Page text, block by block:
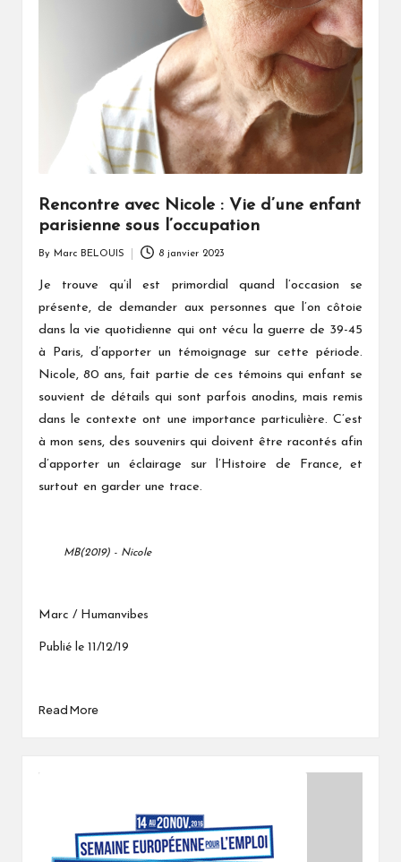
Rencontre avec Nicole : Vie d’une enfant
parisienne sous l’occupation
Posted
by
By Marc BELOUIS 8 janvier 2023
Je trouve qu’il est primordial quand l’occasion se
présente, de demander aux personnes que l’on côtoie
dans la vie quotidienne qui ont vécu la guerre de 39-45
à Paris, d’apporter un témoignage sur cette période.
Nicole, 80 ans, fait partie de ces témoins qui enfant se
souvient de détails qui sont parfois anodins, mais remis
dans le contexte ont une importance particulière. C’est
à mon sens, des souvenirs qui doivent être racontés afin
d’apporter un éclairage sur l’Histoire de France, et
surtout en garder une trace.
MB(2019) - Nicole
Marc / Humanvibes
Publié le 11/12/19
Read More